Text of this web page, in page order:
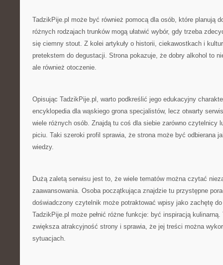
TadzikPije.pl może być również pomocą dla osób, które planują
różnych rodzajach trunków mogą ułatwić wybór, gdy trzeba
się ciemny stout. Z kolei artykuły o historii, ciekawostkach i
pretekstem do degustacji. Strona pokazuje, że dobry alkohol to
ale również otoczenie.
Opisując TadzikPije.pl, warto podkreślić jego edukacyjny
encyklopedia dla wąskiego grona specjalistów, lecz otwarty
wiele różnych osób. Znajdą tu coś dla siebie zarówno czytelnicy
piciu. Taki szeroki profil sprawia, że strona może być odbierana
wiedzy.
Dużą zaletą serwisu jest to, że wiele tematów można czytać
zaawansowania. Osoba początkująca znajdzie tu przystępne
doświadczony czytelnik może potraktować wpisy jako zachętę
TadzikPije.pl może pełnić różne funkcje: być inspiracją kulinarną.
zwiększa atrakcyjność strony i sprawia, że jej treści można
sytuacjach.